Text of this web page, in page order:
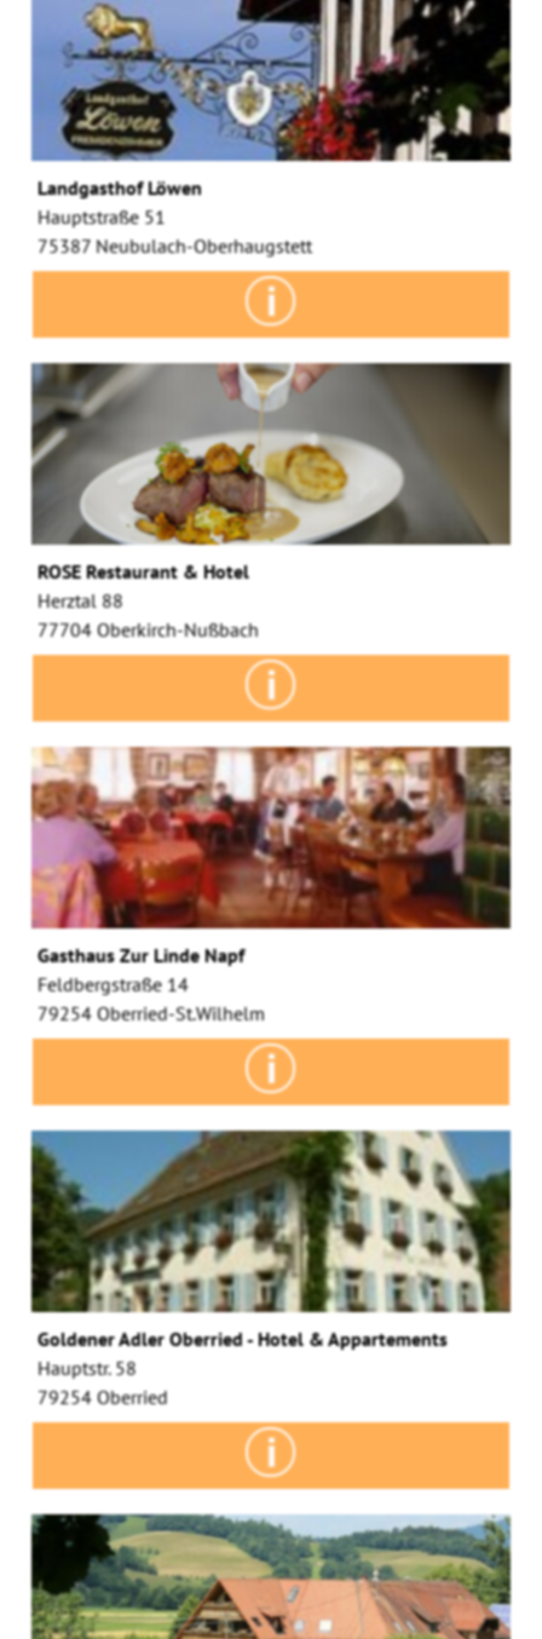
Landgasthof Löwen
Hauptstraße 51
75387 Neubulach-Oberhaugstett
ROSE Restaurant & Hotel
Herztal 88
77704 Oberkirch-Nußbach
Gasthaus Zur Linde Napf
Feldbergstraße 14
79254 Oberried-St.Wilhelm
Goldener Adler Oberried - Hotel & Appartements
Hauptstr. 58
79254 Oberried